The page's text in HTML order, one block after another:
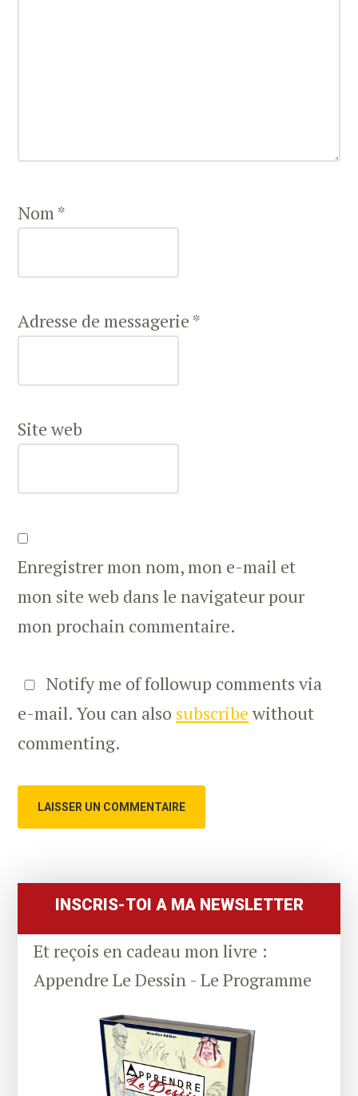
Nom*
Adresse de messagerie *
Site web
Enregistrer mon nom, mon e-mail et
mon site web dans le navigateur pour
mon prochain commentaire.
Notify me of followup comments via
e-mail. You can also subscribe without
commenting.
Sidebar
INSCRIS-TOI A MA NEWSLETTER
Et reçois en cadeau mon livre :
Appendre Le Dessin - Le Programme